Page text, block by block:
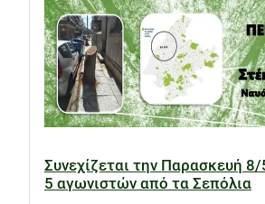
Συνεχίζεται την Παρασκευή
5 αγωνιστών από τα Σεπόλια